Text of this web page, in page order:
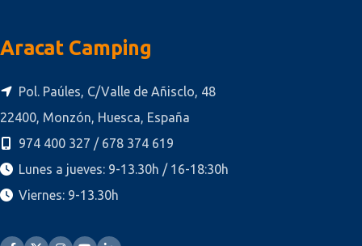
Aracat Camping
Pol. Paúles, C/Valle de Añisclo, 48
22400, Monzón, Huesca, España
974 400 327 / 678 374 619
Lunes a jueves: 9-13.30h / 16-18:30h
Viernes: 9-13.30h